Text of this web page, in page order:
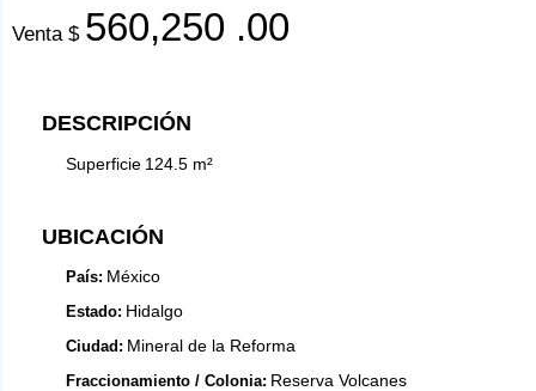
Venta $ 560,250 .00
DESCRIPCIÓN
Superficie 124.5 m²
UBICACIÓN
País: México
Estado: Hidalgo
Ciudad: Mineral de la Reforma
Fraccionamiento / Colonia: Reserva Volcanes